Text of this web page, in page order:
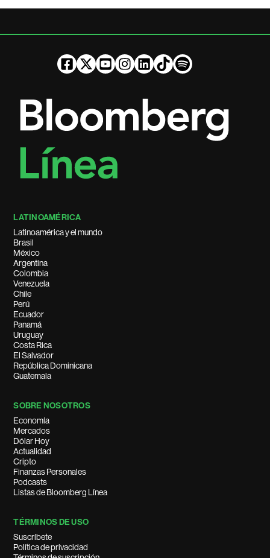
LATINOAMÉRICA
Latinoamérica y el mundo
Brasil
México
Argentina
Colombia
Venezuela
Chile
Perú
Ecuador
Panamá
Uruguay
Costa Rica
El Salvador
República Dominicana
Guatemala
SOBRE NOSOTROS
Economía
Mercados
Dólar Hoy
Actualidad
Cripto
Finanzas Personales
Podcasts
Listas de Bloomberg Línea
TÉRMINOS DE USO
Suscríbete
Política de privacidad